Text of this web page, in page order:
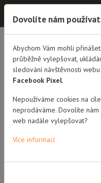
Dobrá rodina - semináře
Dobrá
Uživatelské jméno / Email
Heslo
Dovolíte nám
Abychom Vám mohli
průběžně vylepšovat,
sledování návštěvnosti
Facebook Pixel.
Nepoužíváme cookies na
neprodáváme. Dovolíte
web nadále vylepšovat?
Více informací